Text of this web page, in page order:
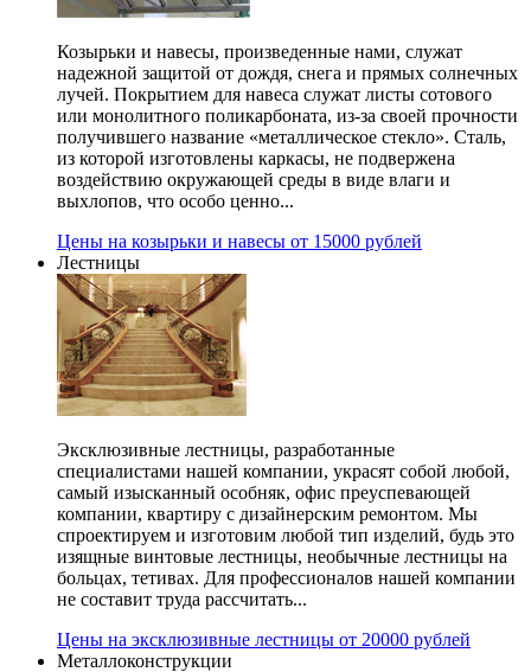
Козырьки и навесы, произведенные нами, служат
надежной защитой от дождя, снега и прямых солнечных
лучей. Покрытием для навеса служат листы сотового
или монолитного поликарбоната, из-за своей прочности
получившего название «металлическое стекло». Сталь,
из которой изготовлены каркасы, не подвержена
воздействию окружающей среды в виде влаги и
выхлопов, что особо ценно...
Цены на козырьки и навесы от 15000 рублей
Лестницы
Эксклюзивные лестницы, разработанные
специалистами нашей компании, украсят собой любой,
самый изысканный особняк, офис преуспевающей
компании, квартиру с дизайнерским ремонтом. Мы
спроектируем и изготовим любой тип изделий, будь это
изящные винтовые лестницы, необычные лестницы на
больцах, тетивах. Для профессионалов нашей компании
не составит труда рассчитать...
Цены на эксклюзивные лестницы от 20000 рублей
Металлоконструкции